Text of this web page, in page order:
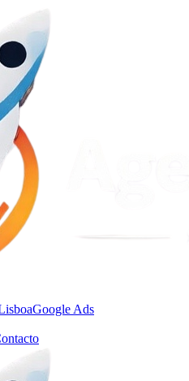
Google Ads